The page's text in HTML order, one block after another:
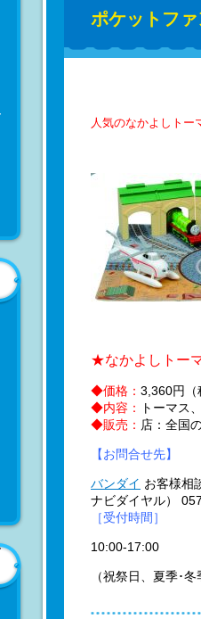
ポケットフ
人気のなかよしト
★なかよしトー
◆価格： 3,360円（
◆内容：
トーマス
◆販売： 店：全国
【お問合せ先】
バンダイ お客様
ナビダイヤル）
［受付時間］
10:00-17:00
（祝祭日、夏季･